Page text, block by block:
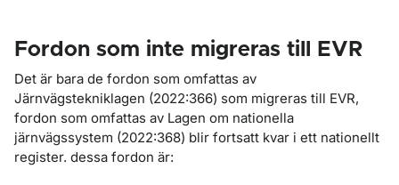
Fordon som inte migreras till EVR
Det är bara de fordon som omfattas av
Järnvägstekniklagen (2022:366) som migreras till EVR,
fordon som omfattas av Lagen om nationella
järnvägssystem (2022:368) blir fortsatt kvar i ett nationellt
register. dessa fordon är: